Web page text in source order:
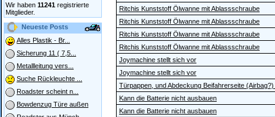
Wir haben 11241 registrierte
Mitglieder.
Neueste Posts
Alles Plastik - Br...
Sicherung 11 ( 7,5...
Metallleitung vers...
Suche Rückleuchte ...
Roadster scheint n...
Bowdenzug Türe außen
Ritchis Kunststoff Ölwanne mit Ablassschraube
Ritchis Kunststoff Ölwanne mit Ablassschraube
Ritchis Kunststoff Ölwanne mit Ablassschraube
Ritchis Kunststoff Ölwanne mit Ablassschraube
Joymachine stellt sich vor
Joymachine stellt sich vor
Türpappen, und Abdeckung Beifahrerseite
Kann die Batterie nicht ausbauen
Kann die Batterie nicht ausbauen